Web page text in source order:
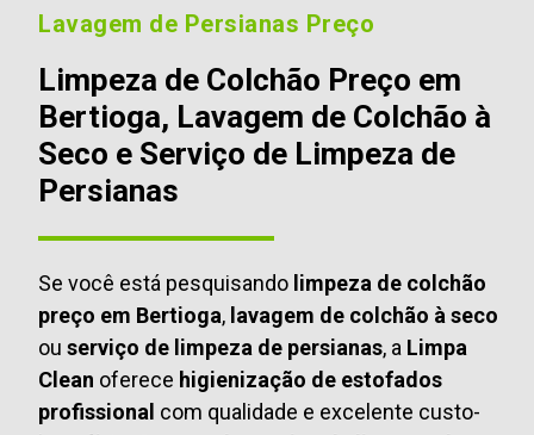
Lavagem de Persianas Preço
Limpeza de Colchão Preço em
Bertioga, Lavagem de Colchão à
Seco e Serviço de Limpeza de
Persianas
Se você está pesquisando limpeza de colchão
preço em Bertioga, lavagem de colchão à seco
ou serviço de limpeza de persianas, a Limpa
Clean oferece higienização de estofados
profissional com qualidade e excelente custo-